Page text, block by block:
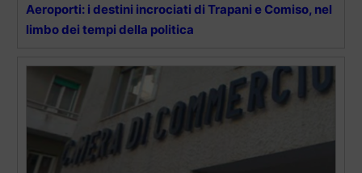
Aeroporti: i destini incrociati di Trapani e Comiso, nel
limbo dei tempi della politica